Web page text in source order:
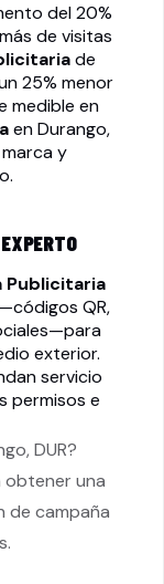
del 20%
de visitas
de
25% menor
medible en
en Durango,
y
Publicitaria
QR,
exterior.
servicio
permisos e
DUR?
obtener una
de campaña